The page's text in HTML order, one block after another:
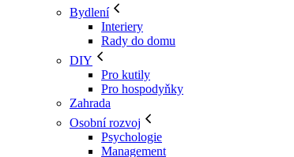
Bydlení
Interiery
Rady do domu
DIY
Pro kutily
Pro hospodyňky
Zahrada
Osobní rozvoj
Psychologie
Management